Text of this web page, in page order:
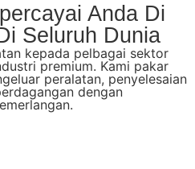
Anda Di
Seluruh Dunia
kepada pelbagai sektor
premium. Kami pakar
peralatan, penyelesaian
dengan